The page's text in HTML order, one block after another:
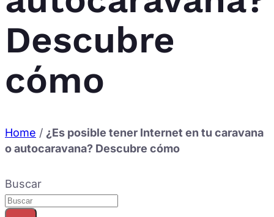
Descubre
cómo
Home / ¿Es posible tener Internet en tu caravana
o autocaravana? Descubre cómo
Buscar